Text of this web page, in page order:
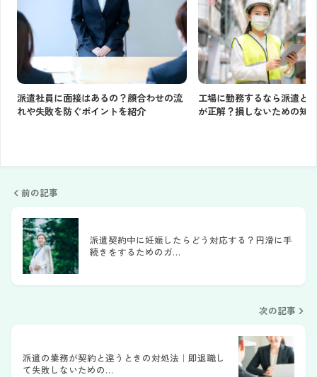
派遣社員に面接はあるの？顔合わせの流
れや失敗を防ぐポイントを紹介
工場に勤務するなら派遣と
が正解？損しないための知
前の記事
派遣契約中に妊娠したらどう対応する？円滑に手
続きをするためのガ…
次の記事
派遣の業務が契約と違うときの対処法｜即退職し
て失敗しないための…